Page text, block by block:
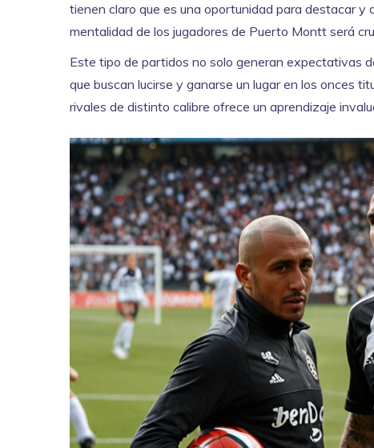
tienen claro que es una oportunidad para destacar y
mentalidad de los jugadores de Puerto Montt será
Este tipo de partidos no solo generan expectativas
que buscan lucirse y ganarse un lugar en los onces
rivales de distinto calibre ofrece un aprendizaje